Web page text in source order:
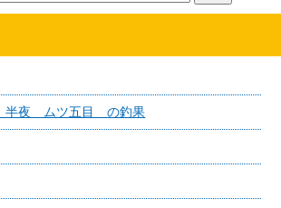
夜 ムツ五目 の釣果